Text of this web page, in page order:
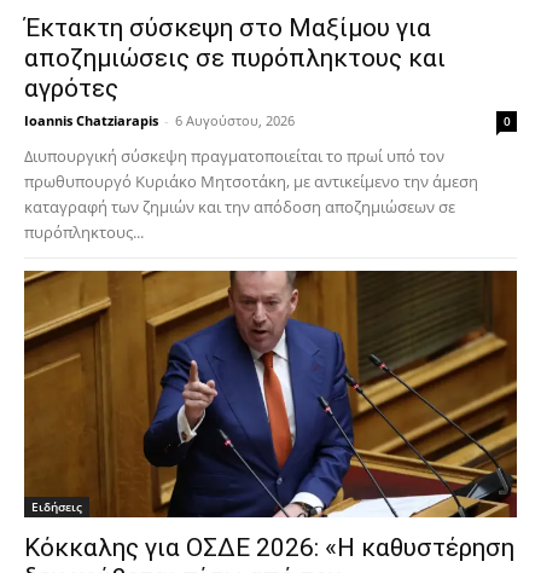
Έκτακτη σύσκεψη στο Μαξίμου για
αποζημιώσεις σε πυρόπληκτους και
αγρότες
Ioannis Chatziarapis - 6 Αυγούστου, 2026 0
Διυπουργική σύσκεψη πραγματοποιείται το πρωί υπό τον
πρωθυπουργό Κυριάκο Μητσοτάκη, με αντικείμενο την άμεση
καταγραφή των ζημιών και την απόδοση αποζημιώσεων σε
πυρόπληκτους...
Ειδήσεις
Κόκκαλης για ΟΣΔΕ 2026: «Η καθυστέρηση